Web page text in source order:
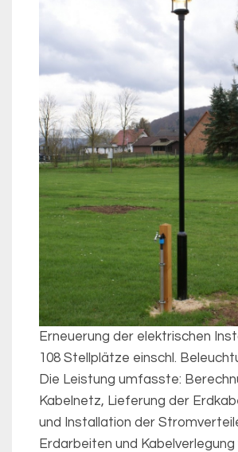
Erneuerung der elektrischen
108 Stellplätze einschl.
Die Leistung umfasste:
Kabelnetz, Lieferung der
und Installation der
Erdarbeiten und